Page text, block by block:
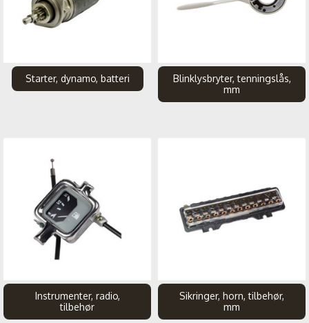
Starter, dynamo, batteri
Blinklysbryter, tenningslås,
mm
Instrumenter, radio,
tilbehør
Sikringer, horn, tilbehør,
mm